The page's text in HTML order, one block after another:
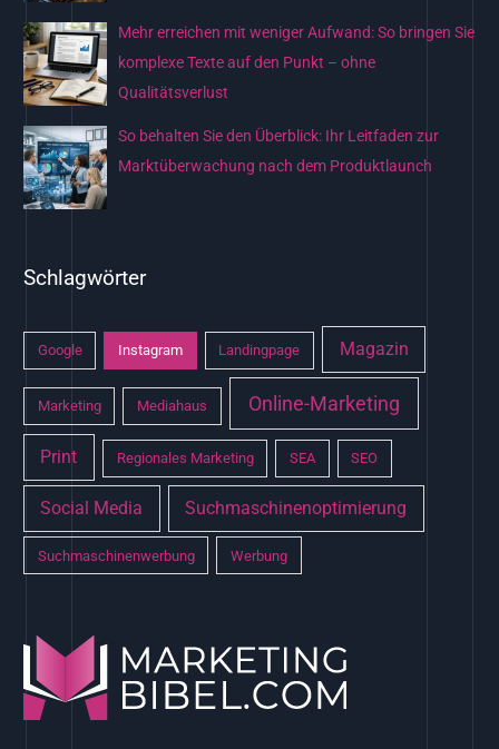
Mehr erreichen mit weniger Aufwand: So bringen Sie
komplexe Texte auf den Punkt – ohne
Qualitätsverlust
So behalten Sie den Überblick: Ihr Leitfaden zur
Marktüberwachung nach dem Produktlaunch
Schlagwörter
Google Instagram Landingpage Magazin
Marketing Mediahaus Online-Marketing
Print Regionales Marketing SEA SEO
Social Media Suchmaschinenoptimierung
Suchmaschinenwerbung Werbung